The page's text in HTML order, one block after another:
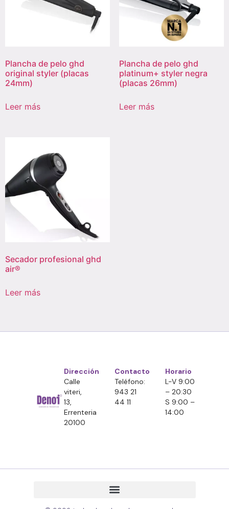
Plancha de pelo ghd
original styler (placas
24mm)
Leer más
Plancha de pelo ghd
platinum+ styler negra
(placas 26mm)
Leer más
Secador profesional ghd
air®
Leer más
Dirección
Calle
viteri,
13,
Errenteria
20100
Contacto
Teléfono:
943 21
44 11
Horario
L-V 9:00
– 20:30
S 9:00 –
14:00